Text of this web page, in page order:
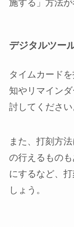
施する」方法が
デジタルツー
タイムカード
知やリマイン
討してください
また、打刻方
の行えるもの
にするなど、
しょう。